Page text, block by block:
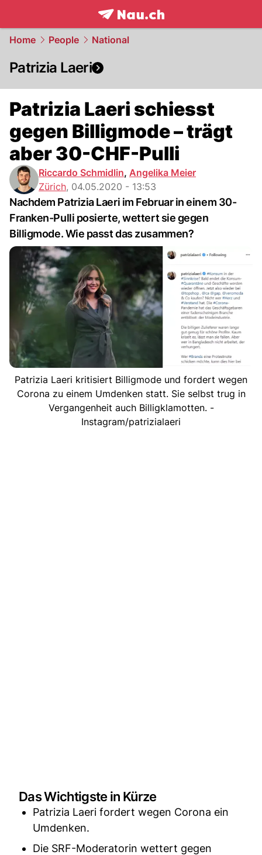
frontpage.NAU.ch
Home People National
Patrizia Laeri
Patrizia Laeri schiesst
gegen Billigmode – trägt
aber 30-CHF-Pulli
Riccardo Schmidlin, Angelika Meier
Zürich, 04.05.2020 - 13:53
Nachdem Patrizia Laeri im Februar in einem 30-
Franken-Pulli posierte, wettert sie gegen
Billigmode. Wie passt das zusammen?
Patrizia Laeri kritisiert Billigmode und fordert wegen
Corona zu einem Umdenken statt. Sie selbst trug in
Vergangenheit auch Billigklamotten. -
Instagram/patrizialaeri
Das Wichtigste in Kürze
Patrizia Laeri fordert wegen Corona ein
Umdenken.
Die SRF-Moderatorin wettert gegen